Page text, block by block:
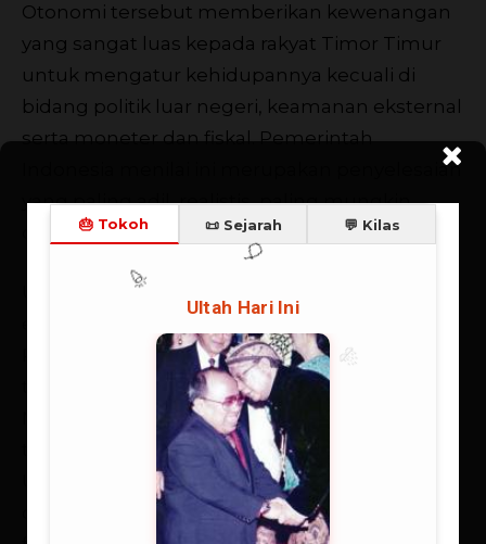
Otonomi tersebut memberikan kewenangan
yang sangat luas kepada rakyat Timor Timur
untuk mengatur kehidupannya kecuali di
bidang politik luar negeri, keamanan eksternal
serta moneter dan fiskal. Pemerintah
Indonesia menilai ini merupakan penyelesaian
yang paling adil, realistis, paling mungkin
dicapai dan berprospek damai.
Untuk itu Pemerintah telah merundingkan
Portugal. Pada tanggal 18 Juni 1998 usulan
tersebut telah dijelaskan oleh
Menteri
Negeri Republik Indonesia dan Sekjen PBB
telah menyambut baik usulan tersebut.
Usulan tersebut juga sudah dikonsultasikan
dengan pimpinan
DPRdan pimpinan fraksi-